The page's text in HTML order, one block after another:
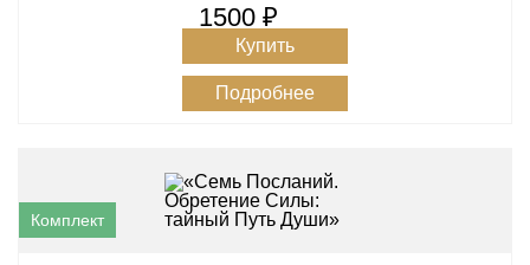
1500 ₽
Купить
Подробнее